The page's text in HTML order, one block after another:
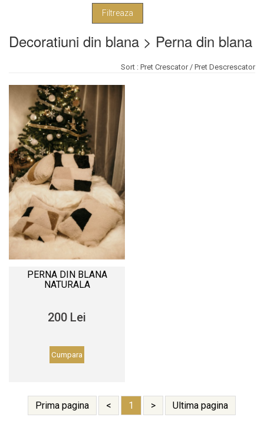
Decoratiuni din blana > Perna din blana
Sort : Pret Crescator/ Pret Descrescator
PERNA DIN BLANA
NATURALA
200 Lei
Cumpara
Prima pagina < 1 > Ultima pagina